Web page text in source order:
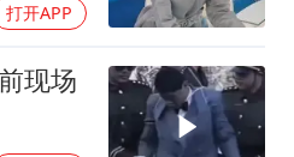
打开APP
现场